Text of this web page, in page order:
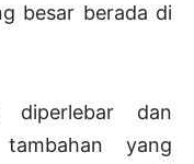
besar berada di
diperlebar dan
yang